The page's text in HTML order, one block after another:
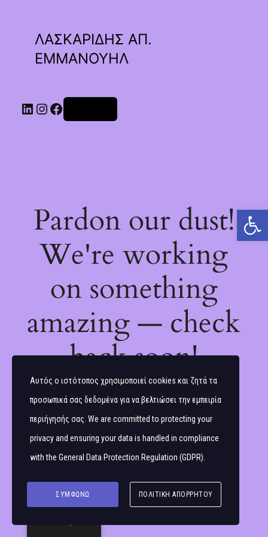
Ανοίξτε τη γραμμή εργαλείων
ΛΑΣΚΑΡΙΔΗΣ ΑΠ.
ΕΜΜΑΝΟΥΗΛ
Linkedin
Instagram
Facebook
Pardon our dust!
We're working
on something
amazing — check
back soon!
Αυτός ο ιστότοπος χρησιμοποιεί cookies και ζητά τα
προσωπικά σας δεδομένα για να βελτιώσει την εμπειρία
περιήγησής σας. We are committed to protecting your
privacy and ensuring your data is handled in compliance
with the General Data Protection Regulation (GDPR)
ΣΥΜΦΩΝΏ ΠΟΛΙΤΙΚΉ ΑΠΟΡΡΉΤΟΥ